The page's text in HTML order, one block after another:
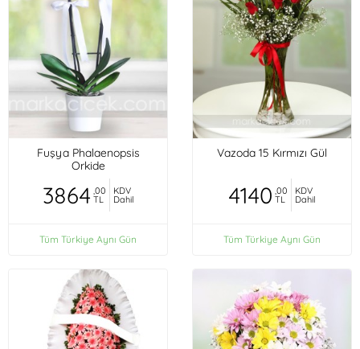
Fuşya Phalaenopsis
Orkide
3864 ,00
TL
KDV
Dahil
Tüm Türkiye Aynı Gün
Vazoda 15 Kırmızı Gül
4140 ,00
TL
KDV
Dahil
Tüm Türkiye Aynı Gün